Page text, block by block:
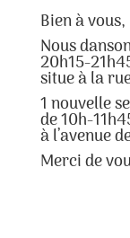
Bien à vous,
Nous
20h15-
situe à la
1 nouvelle
de 10h-
à l’avenue
Merci de